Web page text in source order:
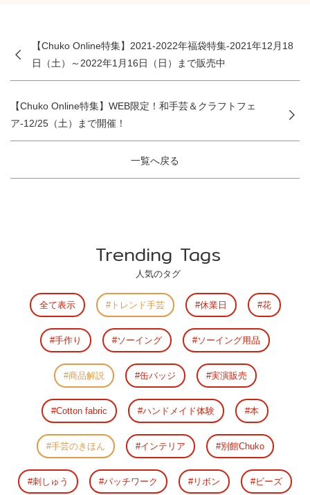
【Chuko Online特集】2021-2022年福袋特集-2021年12月18
日（土）～2022年1月16日（日）まで販売中
一覧へ戻る
【Chuko Online特集】WEB限定！和手芸＆クラフトフェ
ア-12/25（土）まで開催！
Trending Tags
人気のタグ
全て表示 トレンド手芸 休業日 花
手作り ソーイング ソーイング用品
商品解説 缶バッジ 実演販売
Cotton fabric ハンドメイド体験 本
手芸のきほん インテリア 別館Chuko
刺しゅう パッチワーク リボン ビーズ